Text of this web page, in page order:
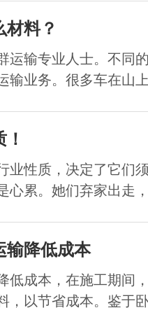
材料？
运输专业人士。不同
输业务。很多车在山
业性质，决定了它们
心累。她们弃家出走
输降低成本
低成本，在施工期间
，以节省成本。鉴于